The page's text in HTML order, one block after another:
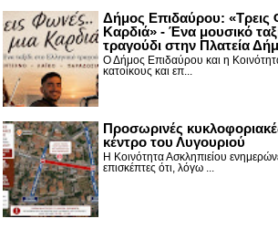
Δήμος Επιδαύρου: «Τρεις
Καρδιά» - Ένα μουσικό
τραγούδι στην Πλατεία
Ο Δήμος Επιδαύρου και η
κατοίκους και επ...
Προσωρινές
κέντρο του Λυγουριού
Η Κοινότητα Ασκληπιείου
επισκέπτες ότι, λόγω ...